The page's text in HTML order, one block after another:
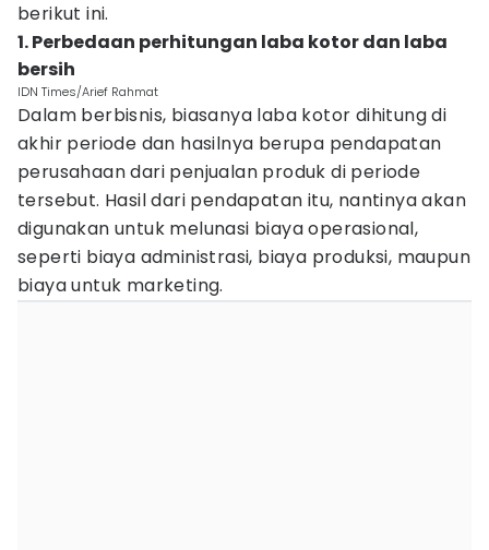
berikut ini.
1. Perbedaan perhitungan laba kotor dan laba
bersih
IDN Times/Arief Rahmat
Dalam berbisnis, biasanya laba kotor dihitung di
akhir periode dan hasilnya berupa pendapatan
perusahaan dari penjualan produk di periode
tersebut. Hasil dari pendapatan itu, nantinya akan
digunakan untuk melunasi biaya operasional,
seperti biaya administrasi, biaya produksi, maupun
biaya untuk marketing.